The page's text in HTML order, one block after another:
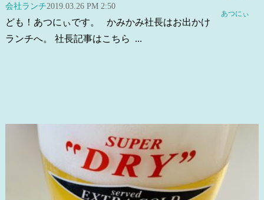
会社ランチ2019.03.26 PM 2:50
ども！あつにぃです。 かみかみ社長はお出かけ
ランチへ。 社長記事はこちら ...
あつにぃ